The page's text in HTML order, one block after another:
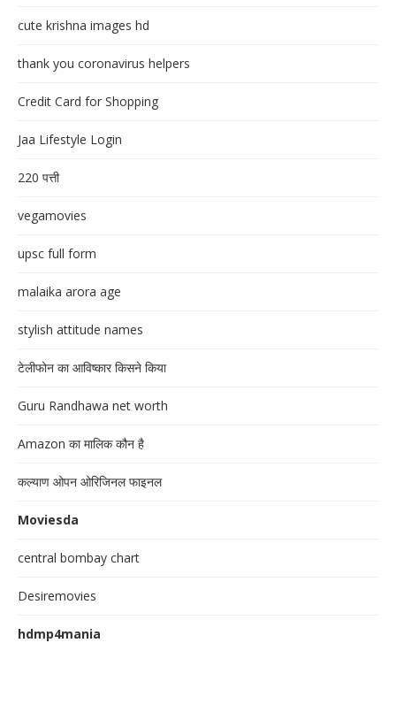
cute krishna images hd
thank you coronavirus helpers
Credit Card for Shopping
Jaa Lifestyle Login
220 पत्ती
vegamovies
upsc full form
malaika arora age
stylish attitude names
टेलीफोन का आविष्कार किसने किया
Guru Randhawa net worth
Amazon का मालिक कौन है
कल्याण ओपन ओरिजिनल फाइनल
Moviesda
central bombay chart
Desiremovies
hdmp4mania